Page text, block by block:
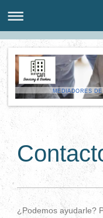
MEDIADORES
¿Podemos ayudarle?